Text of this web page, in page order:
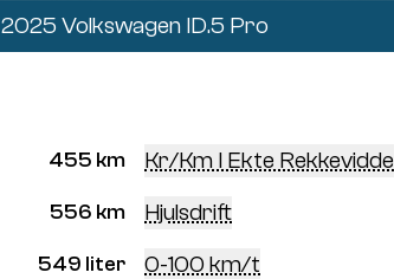
2025 Volkswagen ID.5 Pro
455 km Kr/km I Ekte Rekkevidde
556 km Hjulsdrift
549 liter 0-100 km/t